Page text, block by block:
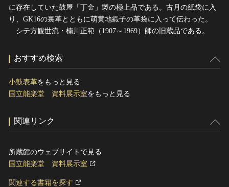
に存在していた鼓屋「丁金」製の極上品である。古月の紙袋に入
り、GK16の裏革とともに萌黄地緞子の革袋に入って伝わった。
シテ方観世流・楠川正範（1907～1969）師の旧蔵品である。
おすすめ検索
小鼓表革をもっと見る
国立能楽堂 資料展示室をもっと見る
関連リンク
所蔵館のウェブサイトで見る
国立能楽堂 資料展示室
関連する書籍を探す